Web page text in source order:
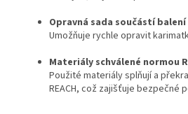
Opravná sada součástí balení
Umožňuje rychle opravit
Materiály schválené normou
Použité materiály splňují a
REACH, což zajišťuje bezpečné